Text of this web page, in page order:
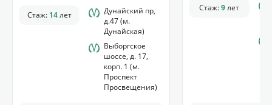
Стаж: 14лет
Дунайский пр,
д.47 (м.
Дунайская)
Выборгское
шоссе, д. 17,
корп. 1 (м.
Проспект
Просвещения)
Стаж:9лет